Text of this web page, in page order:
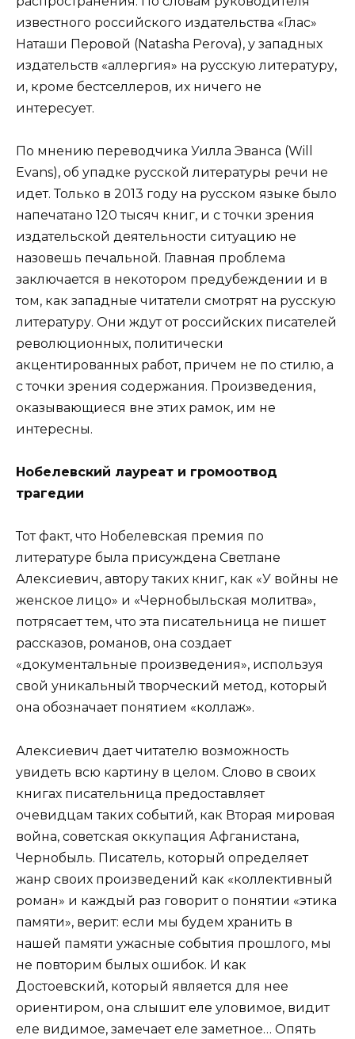
известного российского издательства «Глас»
Наташи Перовой (Natasha Perova), у западных
издательств «аллергия» на русскую литературу,
и, кроме бестселлеров, их ничего не
интересует.
По мнению переводчика Уилла Эванса (Will
Evans), об упадке русской литературы речи не
идет. Только в 2013 году на русском языке было
напечатано 120 тысяч книг, и с точки зрения
издательской деятельности ситуацию не
назовешь печальной. Главная проблема
заключается в некотором предубеждении и в
том, как западные читатели смотрят на русскую
литературу. Они ждут от российских писателей
революционных, политически
акцентированных работ, причем не по стилю, а
с точки зрения содержания. Произведения,
оказывающиеся вне этих рамок, им не
интересны.
Нобелевский лауреат и громоотвод
трагедии
Тот факт, что Нобелевская премия по
литературе была присуждена Светлане
Алексиевич, автору таких книг, как «У войны не
женское лицо» и «Чернобыльская молитва»,
потрясает тем, что эта писательница не пишет
рассказов, романов, она создает
«документальные произведения», используя
свой уникальный творческий метод, который
она обозначает понятием «коллаж».
Алексиевич дает читателю возможность
увидеть всю картину в целом. Слово в своих
книгах писательница предоставляет
очевидцам таких событий, как Вторая мировая
война, советская оккупация Афганистана,
Чернобыль. Писатель, который определяет
жанр своих произведений как «коллективный
роман» и каждый раз говорит о понятии «этика
памяти», верит: если мы будем хранить в
нашей памяти ужасные события прошлого, мы
не повторим былых ошибок. И как
Достоевский, который является для нее
ориентиром, она слышит еле уловимое, видит
еле видимое, замечает еле заметное… Опять